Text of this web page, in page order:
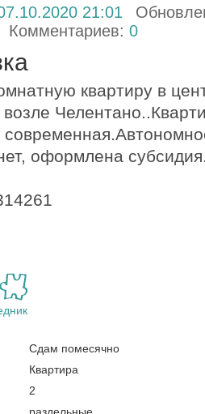
21:01
Комментариев: 0
квартиру в
оформлена
Сдам помесячно
Квартира
2